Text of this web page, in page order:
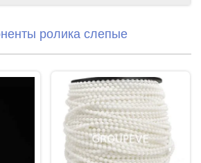
ролика слепые